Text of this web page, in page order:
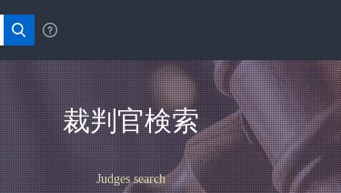
裁判官検索
Judges search